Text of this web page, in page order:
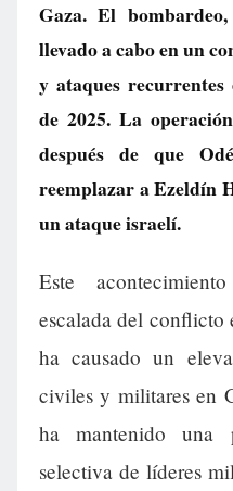
Gaza. El
llevado a cabo en un
y ataques
de 2025. La
después de que
reemplazar a Ezeldín
un ataque israelí.
Este
escalada del conflicto
ha causado un
civiles y militares en
ha mantenido una
selectiva de líderes